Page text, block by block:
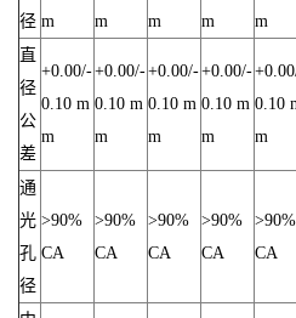
径 m
m
m
m
m
直
径
公
差
+0.00/-
0.10 m
m
+0.00/-
0.10 m
m
+0.00/-
0.10 m
m
+0.00/-
0.10 m
m
0.10
m
通
光
孔
径
>90%
CA
>90%
CA
>90%
CA
>90%
CA
>90%
CA